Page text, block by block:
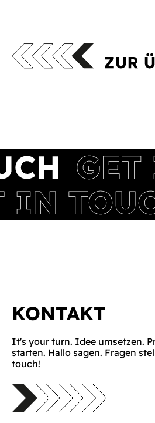
KONTAKT
It's your turn. Idee umsetzen.
starten. Hallo sagen. Fragen
touch!